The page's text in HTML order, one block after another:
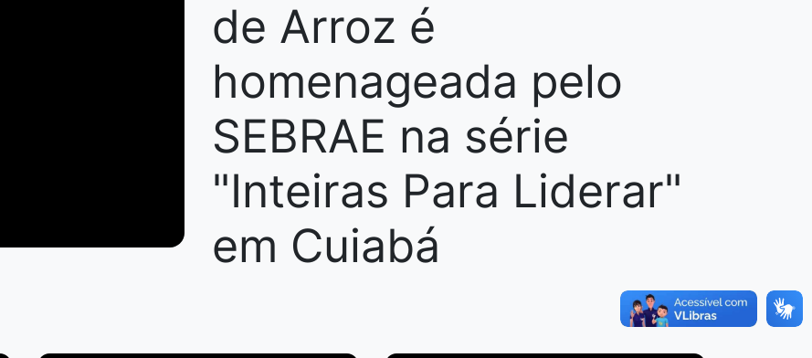
de Arroz é
homenageada pelo
SEBRAE na série
"Inteiras Para Liderar"
em Cuiabá